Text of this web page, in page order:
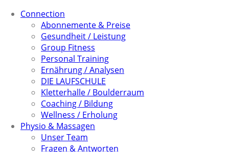
Connection
Abonnemente & Preise
Gesundheit / Leistung
Group Fitness
Personal Training
Ernährung / Analysen
DIE LAUFSCHULE
Kletterhalle / Boulderraum
Coaching / Bildung
Wellness / Erholung
Physio & Massagen
Unser Team
Fragen & Antworten